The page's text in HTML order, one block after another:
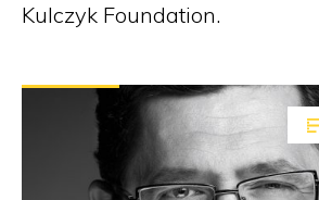
Kulczyk Foundation.